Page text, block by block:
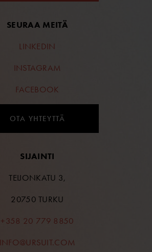
SEURAA MEITÄ
LINKEDIN
INSTAGRAM
FACEBOOK
OTA YHTEYTTÄ
SIJAINTI
TEIJONKATU 3,
20750 TURKU
+358 20 779 8850
INFO@URSUIT.COM